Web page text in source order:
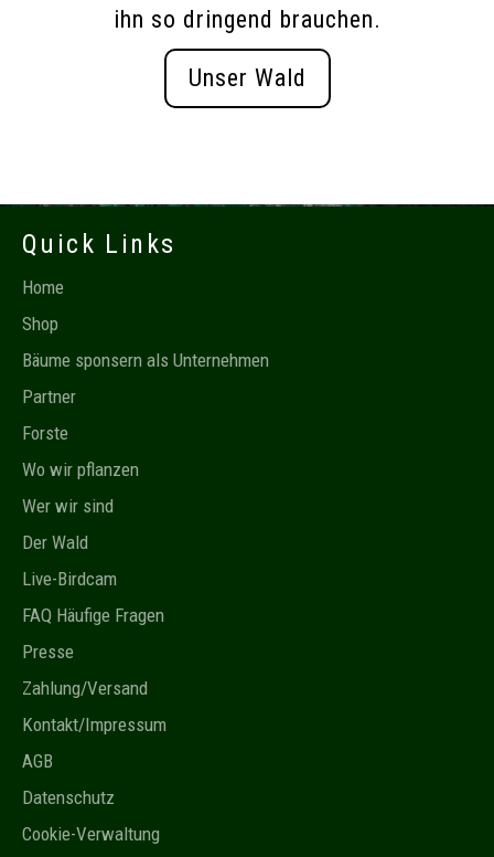
ihn so dringend brauchen.
Unser Wald
Quick Links
Home
Shop
Bäume sponsern als Unternehmen
Partner
Forste
Wo wir pflanzen
Wer wir sind
Der Wald
Live-Birdcam
FAQ Häufige Fragen
Presse
Zahlung/Versand
Kontakt/Impressum
AGB
Datenschutz
Cookie-Verwaltung